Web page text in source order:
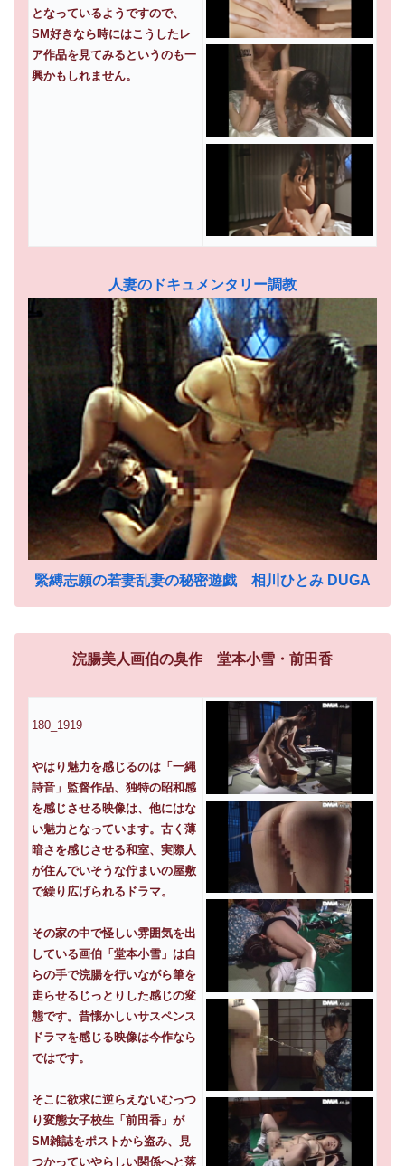
となっているようですので、
SM好きなら時にはこうしたレ
ア作品を見てみるというのも一
興かもしれません。
人妻のドキュメンタリー調教
緊縛志願の若妻乱妻の秘密遊戯 相川ひとみ DUGA
浣腸美人画伯の臭作 堂本小雪・前田香
180_1919
やはり魅力を感じるのは「一縄
詩音」監督作品、独特の昭和感
を感じさせる映像は、他にはな
い魅力となっています。古く薄
暗さを感じさせる和室、実際人
が住んでいそうな佇まいの屋敷
で繰り広げられるドラマ。
その家の中で怪しい雰囲気を出
している画伯「堂本小雪」は自
らの手で浣腸を行いながら筆を
走らせるじっとりした感じの変
態です。昔懐かしいサスペンス
ドラマを感じる映像は今作なら
ではです。
そこに欲求に逆らえないむっつ
り変態女子校生「前田香」が
SM雑誌をポストから盗み、見
つかっていやらしい関係へと落